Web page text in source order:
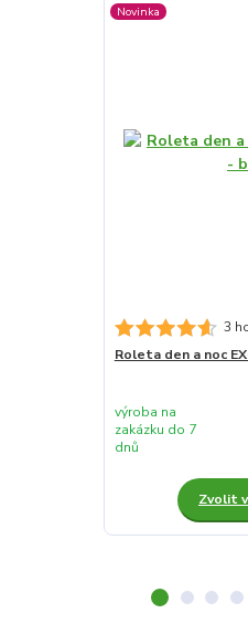
Novinka
3
Roleta den a noc
výroba na
zakázku do 7
dnů
Zvolit